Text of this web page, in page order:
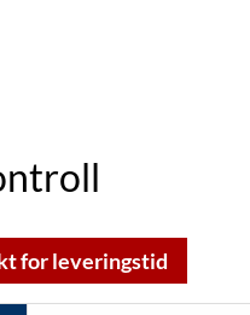
for leveringstid